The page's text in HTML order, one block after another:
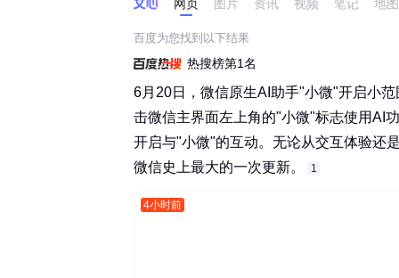
网页 图片 资讯 视频 笔记 地图
百度为您找到以下结果
热搜榜第1名
6月20日，微信原生AI助手"小微"开启小
击微信主界面左上角的"小微"标志使用AI
开启与"小微"的互动。无论从交互体验还
微信史上最大的一次更新。‌‌
1
4小时前